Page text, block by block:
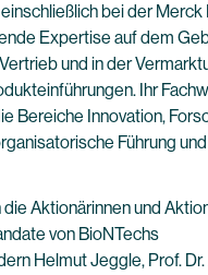
bei der Merck
Expertise auf dem
und in der
Ihr
Bereiche Innovation,
Führung und
Aktionärinnen und
von BioNTechs
Helmut Jeggle, Prof. Dr.